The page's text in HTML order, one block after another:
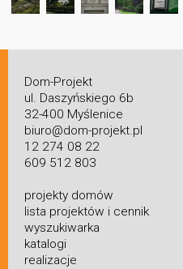
Dom-Projekt
ul. Daszyńskiego 6b
32-400 Myślenice
biuro@dom-projekt.pl
12 274 08 22
609 512 803
projekty domów
lista projektów i cennik
wyszukiwarka
katalogi
realizacje